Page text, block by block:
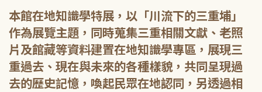
本館在地知識學特展，以「川流下的三重埔」
作為展覽主題，同時蒐集三重相關文獻、老照
片及館藏等資料建置在地知識學專區，展現三
重過去、現在與未來的各種樣貌，共同呈現過
去的歷史記憶，喚起民眾在地認同，另透過相